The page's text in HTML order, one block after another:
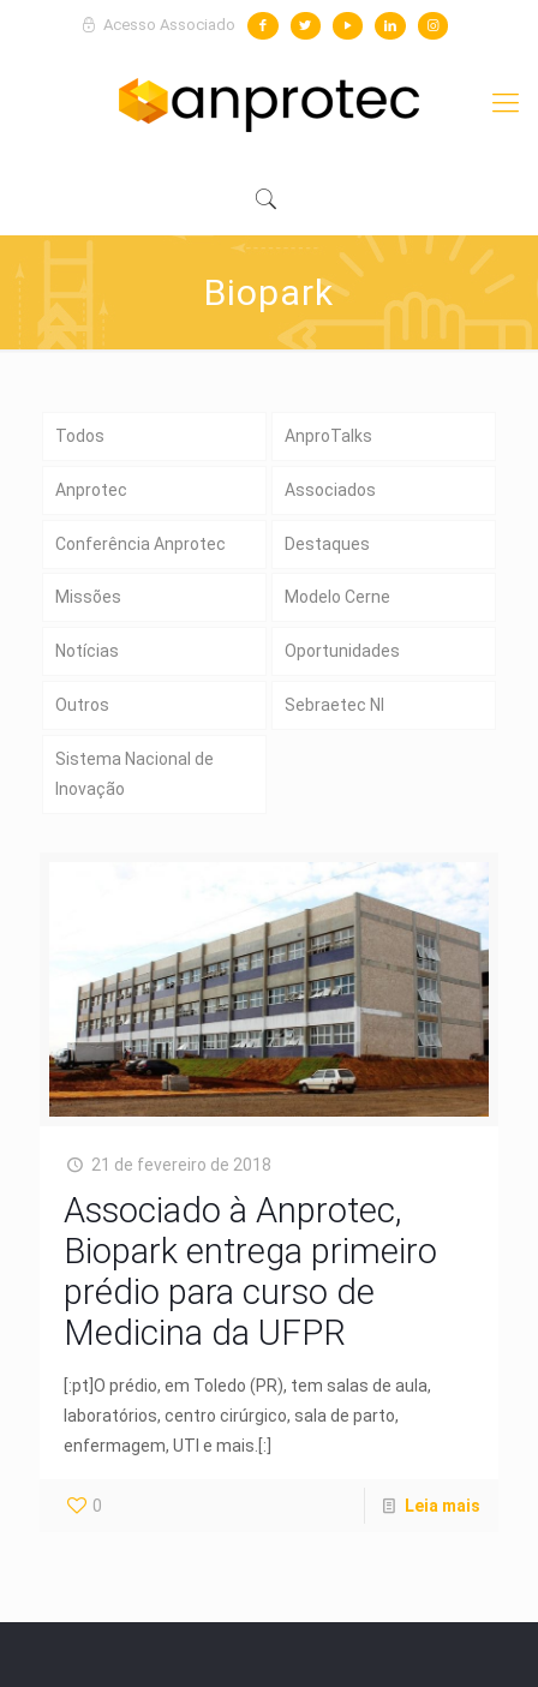
Acesso Associado
Biopark
Todos AnproTalks
Anprotec Associados
Conferência Anprotec Destaques
Missões Modelo Cerne
Notícias Oportunidades
Outros Sebraetec NI
Sistema Nacional de
Inovação
21 de fevereiro de 2018
Associado à Anprotec,
Biopark entrega primeiro
prédio para curso de
Medicina da UFPR
[:pt]O prédio, em Toledo (PR), tem salas de aula,
laboratórios, centro cirúrgico, sala de parto,
enfermagem, UTI e mais.[:]
0 Leia mais